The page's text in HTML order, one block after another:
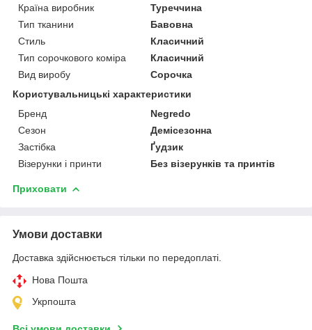
Країна виробник
Туреччина
Тип тканини
Бавовна
Стиль
Класичний
Тип сорочкового коміра
Класичний
Вид виробу
Сорочка
Користувальницькі характеристики
Бренд
Negredo
Сезон
Демісезонна
Застібка
Ґудзик
Візерунки і принти
Без візерунків та принтів
Приховати
Умови доставки
Доставка здійснюється тільки по передоплаті.
Нова Пошта
Укрпошта